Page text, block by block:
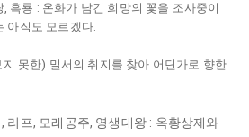
흑룡 : 온화가 남긴 희망의 꽃을 조사중이
아직도 모르겠다.
못한) 밀서의 취지를 찾아 어딘가로 향한
리프, 모래공주, 영생대왕 : 옥황상제와